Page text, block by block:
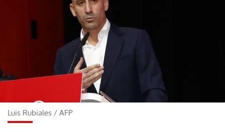
Luis Rubiales / AFP